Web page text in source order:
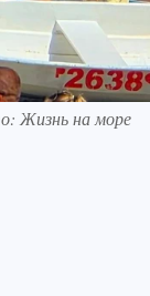
Жизнь на море